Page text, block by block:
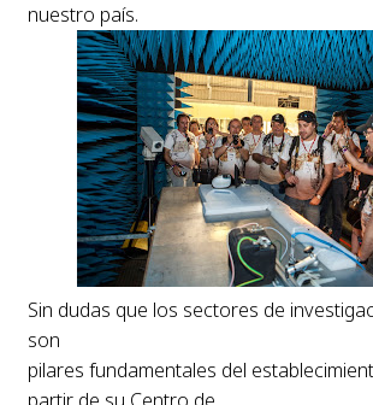
nuestro país.
Sin dudas que los sectores de
son
pilares fundamentales del